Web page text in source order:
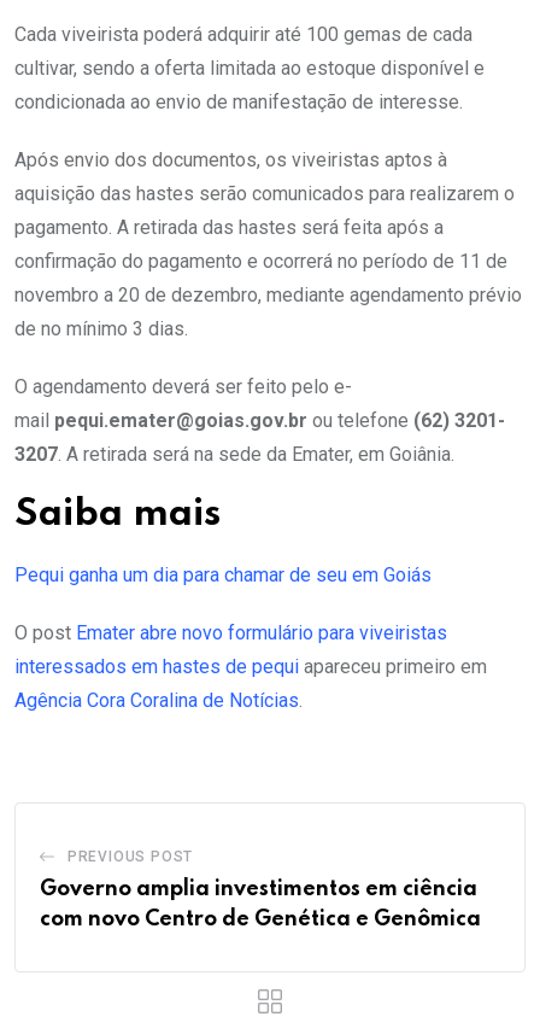
Cada viveirista poderá adquirir até 100 gemas de cada
cultivar, sendo a oferta limitada ao estoque disponível e
condicionada ao envio de manifestação de interesse.
Após envio dos documentos, os viveiristas aptos à
aquisição das hastes serão comunicados para realizarem o
pagamento. A retirada das hastes será feita após a
confirmação do pagamento e ocorrerá no período de 11 de
novembro a 20 de dezembro, mediante agendamento prévio
de no mínimo 3 dias.
O agendamento deverá ser feito pelo e-
mail pequi.emater@goias.gov.br ou telefone (62) 3201-
3207. A retirada será na sede da Emater, em Goiânia.
Saiba mais
Pequi ganha um dia para chamar de seu em Goiás
O post Emater abre novo formulário para viveiristas
interessados em hastes de pequi apareceu primeiro em
Agência Cora Coralina de Notícias.
PREVIOUS POST
Governo amplia investimentos em ciência
com novo Centro de Genética e Genômica